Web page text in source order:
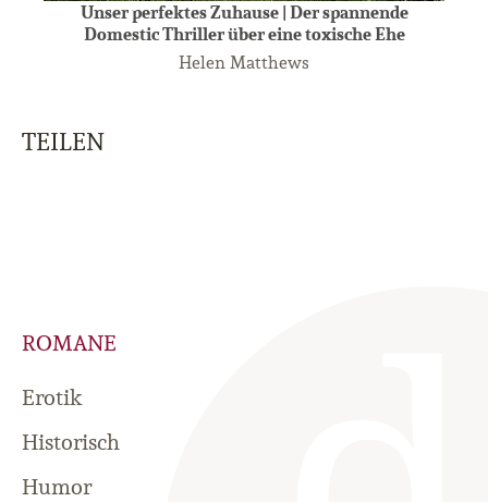
Unser perfektes Zuhause | Der spannende
Domestic Thriller über eine toxische Ehe
Helen Matthews
TEILEN
ROMANE
Erotik
Historisch
Humor